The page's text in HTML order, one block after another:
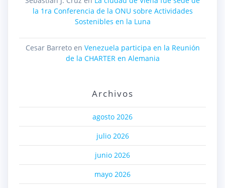
la 1ra Conferencia de la ONU sobre Actividades
Sostenibles en la Luna
Cesar Barretoen Venezuela participa en la Reunión
de la CHARTER en Alemania
Archivos
agosto 2026
julio 2026
junio 2026
mayo 2026